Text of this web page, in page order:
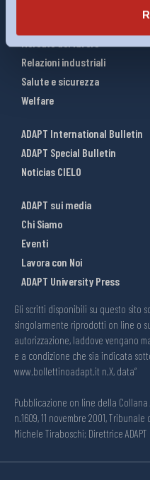
Relazioni industriali
Salute e sicurezza
Welfare
ADAPT International Bulletin
ADAPT Special Bulletin
Noticias CIELO
ADAPT sui media
Chi Siamo
Eventi
Lavora con Noi
ADAPT University Press
Gli scritti disponibili su questo sito
singolarmente riprodotti on line o
autorizzazione, laddove vengano
e a condizione che sia indicata
www.bollettinoadapt.it n.X, data“
Pubblicazione on line della Collana
n.1609, 11 novembre 2001,
Michele Tiraboschi; Direttrice